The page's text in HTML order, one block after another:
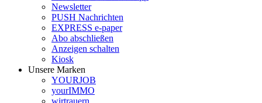
Newsletter
PUSH Nachrichten
EXPRESS e-paper
Abo abschließen
Anzeigen schalten
Kiosk
Unsere Marken
YOURJOB
yourIMMO
wirtrauern